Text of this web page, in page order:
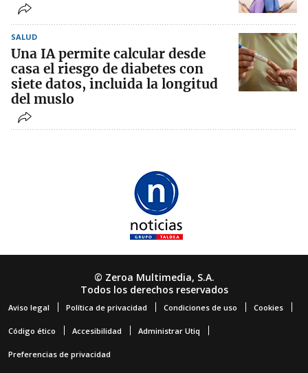
SALUD
Una IA permite calcular desde
casa el riesgo de diabetes con
siete datos, incluida la longitud
del muslo
© Zeroa Multimedia, S.A.
Todos los derechos reservados
Aviso legal Política de privacidad Condiciones de uso Cookies
Código ético Accesibilidad Administrar Utiq
Preferencias de privacidad